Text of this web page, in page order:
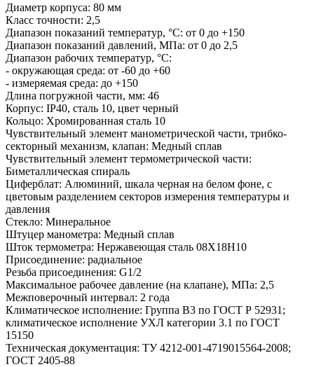
Диаметр корпуса: 80 мм
Класс точности: 2,5
Диапазон показаний температур, °C: от 0 до +150
Диапазон показаний давлений, МПа: от 0 до 2,5
Диапазон рабочих температур, °C:
- окружающая среда: от -60 до +60
- измеряемая среда: до +150
Длина погружной части, мм: 46
Корпус: IP40, сталь 10, цвет черный
Кольцо: Хромированная сталь 10
Чувствительный элемент манометрической части, трибко-
секторный механизм, клапан: Медный сплав
Чувствительный элемент термометрической части:
Биметаллическая спираль
Циферблат: Алюминий, шкала черная на белом фоне, с
цветовым разделением секторов измерения температуры и
давления
Стекло: Минеральное
Штуцер манометра: Медный сплав
Шток термометра: Нержавеющая сталь 08Х18Н10
Присоединение: радиальное
Резьба присоединения: G1/2
Максимальное рабочее давление (на клапане), МПа: 2,5
Межповерочный интервал: 2 года
Климатическое исполнение: Группа В3 по ГОСТ Р 52931;
климатическое исполнение УХЛ категории 3.1 по ГОСТ
15150
Техническая документация: ТУ 4212-001-4719015564-2008;
ГОСТ 2405-88